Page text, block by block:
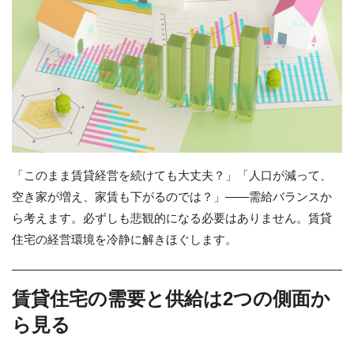
「このまま賃貸経営を続けても大丈夫？」「人口が減って、
空き家が増え、家賃も下がるのでは？」――需給バランスか
ら考えます。必ずしも悲観的になる必要はありません。賃貸
住宅の経営環境を冷静に解きほぐします。
賃貸住宅の需要と供給は2つの側面か
ら見る